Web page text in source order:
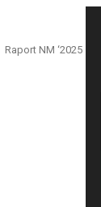
Raport NM ‘2025